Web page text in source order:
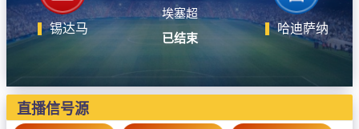
德甲
西甲
意甲
锡达马
埃塞超
已结束
哈迪萨纳
直播信号源